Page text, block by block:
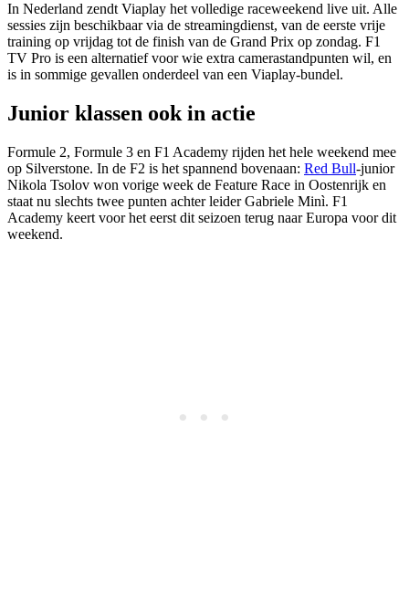
In Nederland zendt Viaplay het volledige raceweekend live uit. Alle
sessies zijn beschikbaar via de streamingdienst, van de eerste vrije
training op vrijdag tot de finish van de Grand Prix op zondag. F1
TV Pro is een alternatief voor wie extra camerastandpunten wil, en
is in sommige gevallen onderdeel van een Viaplay-bundel.
Junior klassen ook in actie
Formule 2, Formule 3 en F1 Academy rijden het hele weekend mee
op Silverstone. In de F2 is het spannend bovenaan: Red Bull-junior
Nikola Tsolov won vorige week de Feature Race in Oostenrijk en
staat nu slechts twee punten achter leider Gabriele Minì. F1
Academy keert voor het eerst dit seizoen terug naar Europa voor dit
weekend.